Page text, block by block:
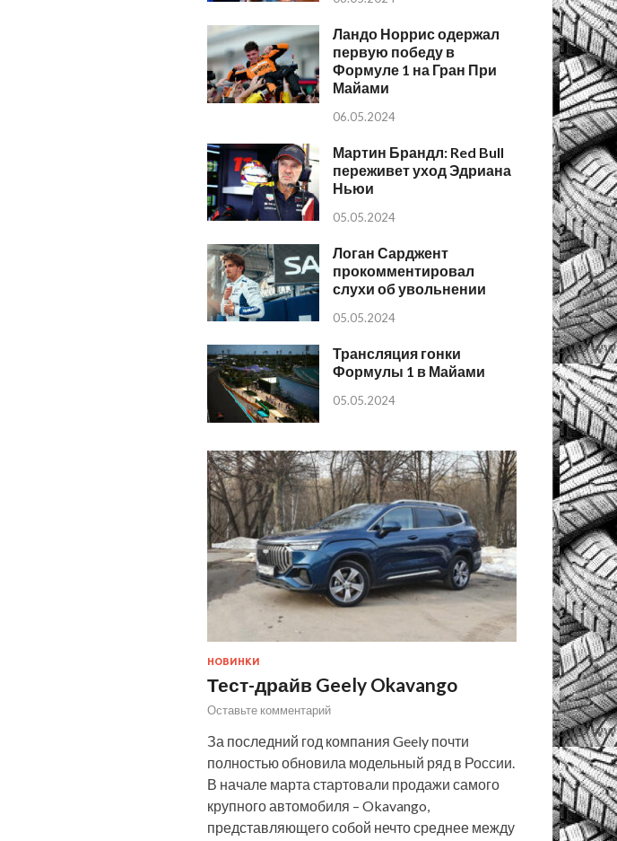
Ландо Норрис одержал
первую победу в
Формуле 1 на Гран При
Майами
06.05.2024
Мартин Брандл: Red Bull
переживет уход Эдриана
Ньюи
05.05.2024
Логан Сарджент
прокомментировал
слухи об увольнении
05.05.2024
Трансляция гонки
Формулы 1 в Майами
05.05.2024
НОВИНКИ
Тест-драйв Geely Okavango
Оставьте комментарий
За последний год компания Geely почти
полностью обновила модельный ряд в России.
В начале марта стартовали продажи самого
крупного автомобиля – Okavango,
представляющего собой нечто среднее между